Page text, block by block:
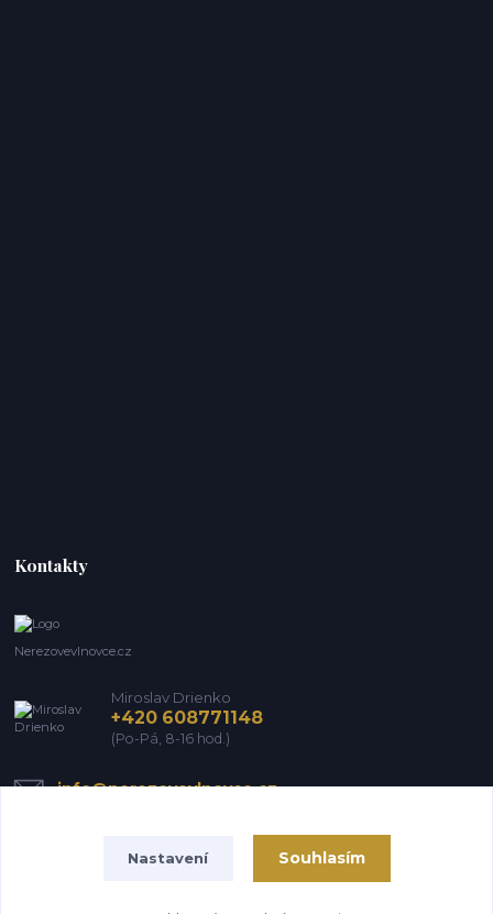
Kontakty
Nerezovevlnovce.cz
Miroslav Drienko
+420 608771148
(Po-Pá, 8-16 hod.)
info@nerezovevlnovce.cz
Nastavení Souhlasím